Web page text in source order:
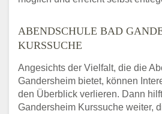
ABENDSCHULE BAD
KURSSUCHE
Angesichts der Vielfalt, die die
Gandersheim bietet, können
den Überblick verlieren. Dann
Gandersheim Kurssuche weiter,